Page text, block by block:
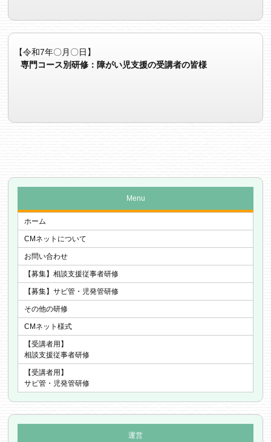
【令和7年〇月〇日】
専門コース別研修：障がい児支援の受講者の皆様
Menu
ホーム
CMネットについて
お問い合わせ
【募集】相談支援従事者研修
【募集】サビ管・児発管研修
その他の研修
CMネット様式
【受講者用】
相談支援従事者研修
【受講者用】
サビ管・児発管研修
運営